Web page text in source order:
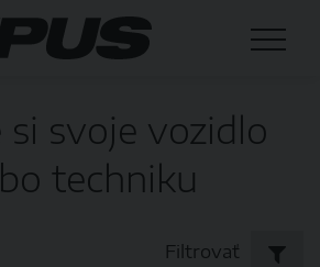
si svoje vozidlo
techniku
Filtrovať